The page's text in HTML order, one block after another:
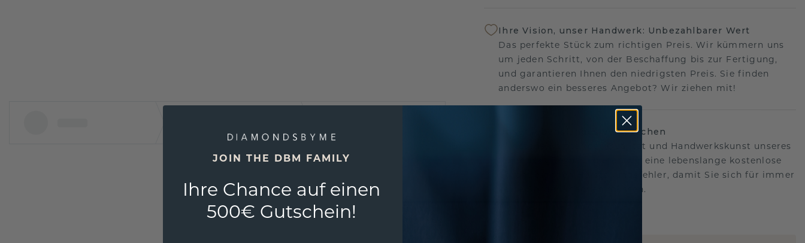
Ihre Vision, unser Handwerk: Unbezahlbarer Wert
Das perfekte Stück zum richtigen Preis. Wir kümmern uns
um jeden Schritt, von der Beschaffung bis zur Fertigung,
und garantieren Ihnen den niedrigsten Preis. Sie finden
anderswo ein besseres Angebot? Wir ziehen mit!
Unser lebenslanges Versprechen
Wir stehen hinter der Qualität und Handwerkskunst unseres
Schmucks.Deshalb bieten wir eine lebenslange kostenlose
Garantie gegen Herstellungsfehler, damit Sie sich für immer
keine Sorgen machen müssen.
JOIN THE DBM FAMILY
Ihre Chance auf einen
500€ Gutschein!